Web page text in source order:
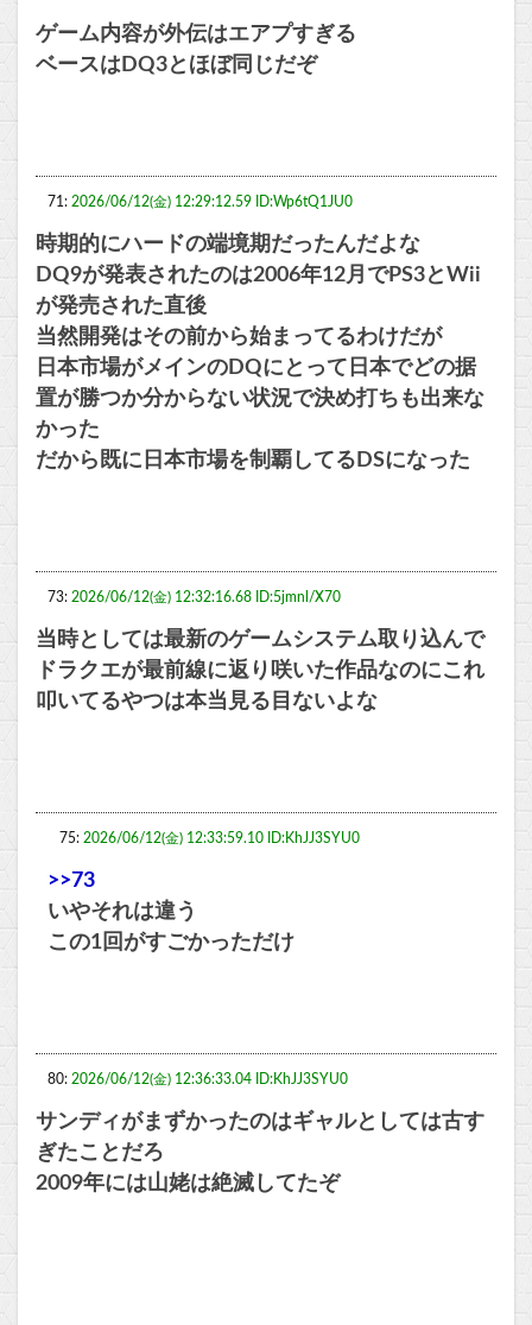
ゲーム内容が外伝はエアプすぎる
ベースはDQ3とほぼ同じだぞ
71: 2026/06/12(金) 12:29:12.59 ID:Wp6tQ1JU0
時期的にハードの端境期だったんだよな
DQ9が発表されたのは2006年12月でPS3とWii
が発売された直後
当然開発はその前から始まってるわけだが
日本市場がメインのDQにとって日本でどの据
置が勝つか分からない状況で決め打ちも出来な
かった
だから既に日本市場を制覇してるDSになった
73: 2026/06/12(金) 12:32:16.68 ID:5jmnl/X70
当時としては最新のゲームシステム取り込んで
ドラクエが最前線に返り咲いた作品なのにこれ
叩いてるやつは本当見る目ないよな
75: 2026/06/12(金) 12:33:59.10 ID:KhJJ3SYU0
>>73
いやそれは違う
この1回がすごかっただけ
80: 2026/06/12(金) 12:36:33.04 ID:KhJJ3SYU0
サンディがまずかったのはギャルとしては古す
ぎたことだろ
2009年には山姥は絶滅してたぞ